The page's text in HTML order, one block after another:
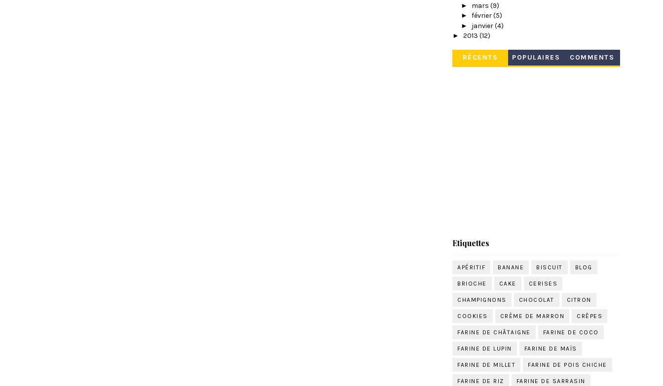
► mars (9)
► février(5)
► janvier(4)
► 2013 (12)
RÉCENTS POPULAIRES COMMENTS
Etiquettes
APÉRITIF BANANE BISCUIT BLOG
BRIOCHE CAKE CERISES
CHAMPIGNONS CHOCOLAT CITRON
COOKIES CRÈME DE MARRON CRÊPES
FARINE DE CHÂTAIGNE FARINE DE COCO
FARINE DE LUPIN FARINE DE MAÏS
FARINE DE MILLET FARINE DE POIS CHICHE
FARINE DE RIZ FARINE DE SARRASIN